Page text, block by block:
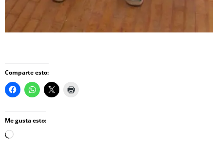
Comparte esto:
Me gusta esto:
Loading…